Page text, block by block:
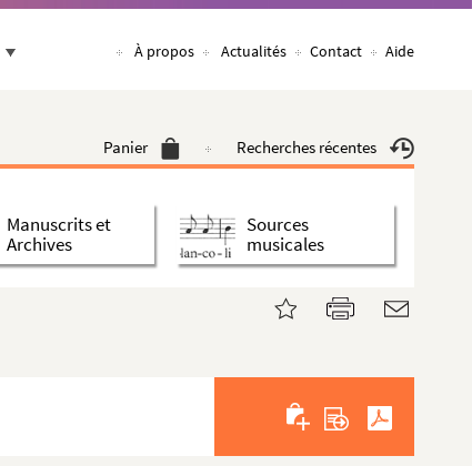
À propos Actualités Contact Aide
Panier Recherches récentes
Manuscrits et
Archives
Sources
musicales